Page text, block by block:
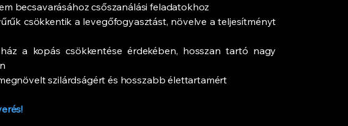
becsavarásához csőszanálási feladatokhoz
csökkentik a levegőfogyasztást, növelve a teljesítményt
a kopás csökkentése érdekében, hosszan tartó nagy
szilárdságért és hosszabb élettartamért